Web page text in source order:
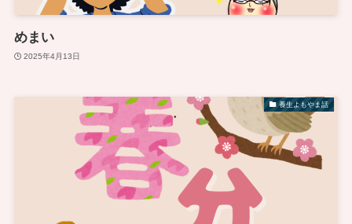
めまい
2025年4月13日
養生よもやま話